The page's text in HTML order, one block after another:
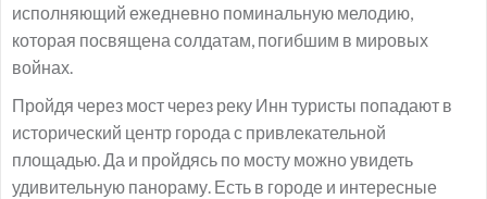
исполняющий ежедневно поминальную мелодию,
которая посвящена солдатам, погибшим в мировых
войнах.
Пройдя через мост через реку Инн туристы попадают в
исторический центр города с привлекательной
площадью. Да и пройдясь по мосту можно увидеть
удивительную панораму. Есть в городе и интересные